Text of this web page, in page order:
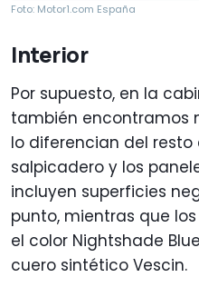
Foto: Motor1.com España
Interior
Por supuesto, en la
también encontramos
lo diferencian del resto
salpicadero y los
incluyen superficies
punto, mientras que
el color Nightshade
cuero sintético Vescin.